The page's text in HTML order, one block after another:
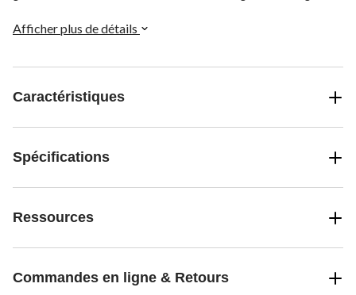
bascule, un crochet de levage à chape, un contacteur à solénoïde
Afficher plus de détails
Caractéristiques
Spécifications
Ressources
Commandes en ligne & Retours